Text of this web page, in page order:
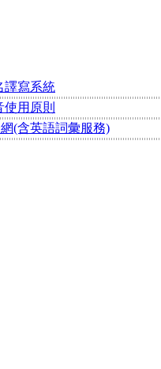
譯寫系統
使用原則
(含英語詞彙服務)